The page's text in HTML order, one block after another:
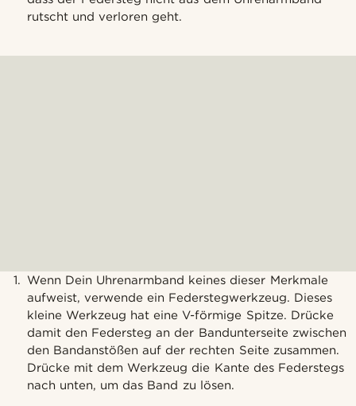
rutscht und verloren geht.
Wenn Dein Uhrenarmband keines dieser Merkmale
aufweist, verwende ein Federstegwerkzeug. Dieses
kleine Werkzeug hat eine V-förmige Spitze. Drücke
damit den Federsteg an der Bandunterseite zwischen
den Bandanstößen auf der rechten Seite zusammen.
Drücke mit dem Werkzeug die Kante des Federstegs
nach unten, um das Band zu lösen.